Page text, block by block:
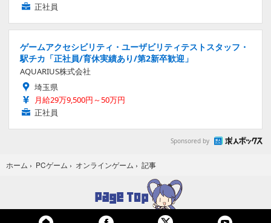
正社員
ゲームアクセシビリティ・ユーザビリティテストスタッフ・
駅チカ「正社員/育休実績あり/第2新卒歓迎」
AQUARIUS株式会社
埼玉県
月給29万9,500円～50万円
正社員
Sponsored by
ホーム › PCゲーム › オンラインゲーム › 記事